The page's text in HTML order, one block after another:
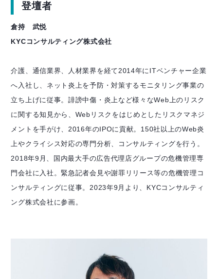
登壇者
倉持 武悦
KYCコンサルティング株式会社
介護、通信業界、人材業界を経て2014年にITベンチャー企業
へ入社し、ネット炎上を予防・対策するモニタリング事業の
立ち上げに従事。誹謗中傷・炎上など様々なWeb上のリスク
に関する知見から、Webリスクをはじめとしたリスクマネジ
メントを手がけ、2016年のIPOに貢献。150社以上のWeb炎
上やクライシス対応の専門分析、コンサルティングを行う。
2018年9月、国内最大手の広告代理店グループの危機管理専
門会社に入社。緊急記者会見や謝罪リリース等の危機管理コ
ンサルティングに従事。2023年9月より、KYCコンサルティ
ング株式会社に参画。